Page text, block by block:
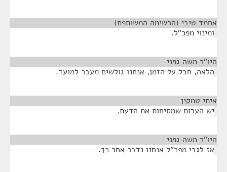
אחמד טיבי (הרשימה המשותפת)
ומינוי מפכ"ל.
היו"ר משה גפני
הלאה, חבל על הזמן, אנחנו גולשים מעבר למועד.
איתי טמקין
יש הערות שמסיחות את הדעת.
היו"ר משה גפני
אז לגבי מפכ"ל אנחנו נדבר אחר כך.